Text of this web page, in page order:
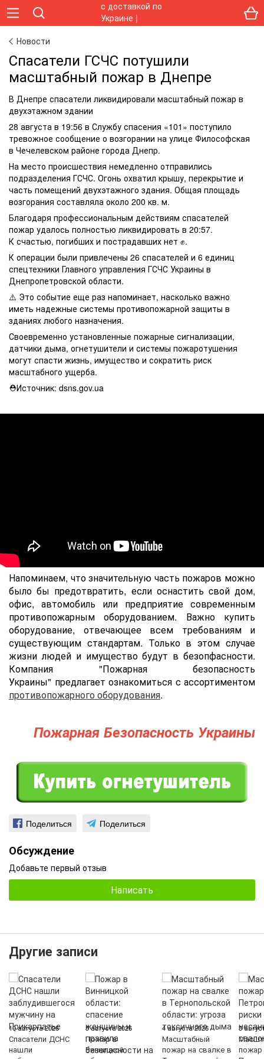
Новости
Спасатели ГСЧС потушили
масштабный пожар в Днепре
В Днепре спасатели ликвидировали масштабный пожар в
двухэтажном здании
28 августа в 19:56 в Службу спасения «101» поступило
тревожное сообщение о возгорании на улице Философская
в Чечелевском районе города Днепр.
На место происшествия немедленно отправились
подразделения ГСЧС. Огонь охватил крышу, перекрытие и
часть помещений двухэтажного здания. Общая площадь
возгорания составляла около 200 кв. м.
Благодаря профессиональным действиям спасателей
пожар удалось полностью ликвидировать в 20:57.
К счастью, погибших и пострадавших нет ✊.
К операции были привлечены 26 спасателей и 6 единиц
спецтехники Главного управления ГСЧС Украины в
Днепропетровской области.
⚠️ Это событие еще раз напоминает, насколько важно
иметь надежные системы противопожарной защиты в
зданиях любого назначения.
Своевременно установленные пожарные сигнализации,
датчики дыма, огнетушители и системы пожаротушения
могут спасти жизнь, имущество и сократить риск
масштабного ущерба.
⛑Источник: dsns.gov.ua
Напоминаем, что значительную часть пожаров можно
было бы предотвратить, если оснастить cвой дом,
офис, автомобиль или предприятие современным
противопожарным оборудованием. Важно купить
оборудование, отвечающее всем требованиям и
существующим стандартам. Только в этом случае
жизни людей и имущество будут в безопфасности.
Компания "Пожарная безопасность
Украины" предлагает ознакомиться с ассортиментом
противопожарного оборудования.
Пожарная Безопасность Украины
Поделиться Поделиться
Обсуждение
Добавьте первый отзыв
Написать
Другие записи
10 августа 2026
Спасатели ДСНС
нашли
5 августа 2026
Пожар в
Винницкой
4 августа 2026
Масштабный
пожар на свалке в
3